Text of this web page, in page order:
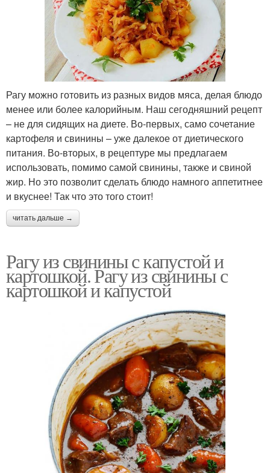
Рагу можно готовить из разных видов мяса, делая блюдо
менее или более калорийным. Наш сегодняшний рецепт
– не для сидящих на диете. Во-первых, само сочетание
картофеля и свинины – уже далекое от диетического
питания. Во-вторых, в рецептуре мы предлагаем
использовать, помимо самой свинины, также и свиной
жир. Но это позволит сделать блюдо намного аппетитнее
и вкуснее! Так что это того стоит!
читать дальше →
Рагу из свинины с капустой и
картошкой. Рагу из свинины с
картошкой и капустой